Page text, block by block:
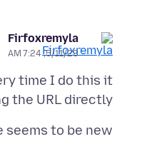
Firfoxremyla
5/11/23, 7:24 AM
time I do this it
the URL directly.